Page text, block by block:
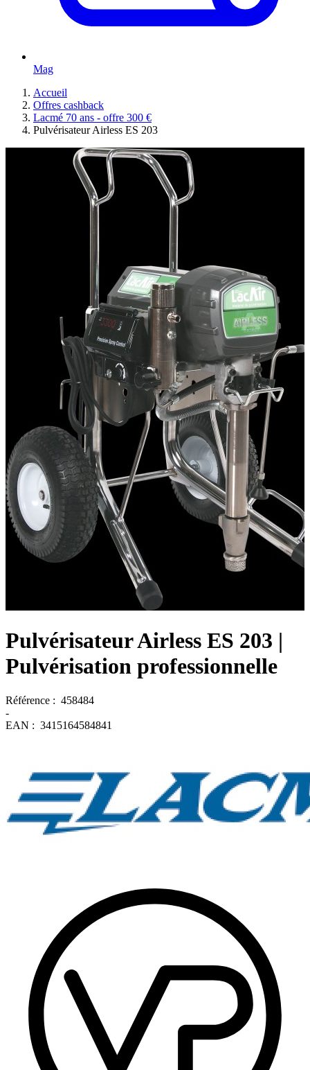
Mag
Accueil
Offres cashback
Lacmé 70 ans - offre 300 €
Pulvérisateur Airless ES 203
Pulvérisateur Airless ES 203 |
Pulvérisation professionnelle
Référence : 458484
-
EAN : 3415164584841